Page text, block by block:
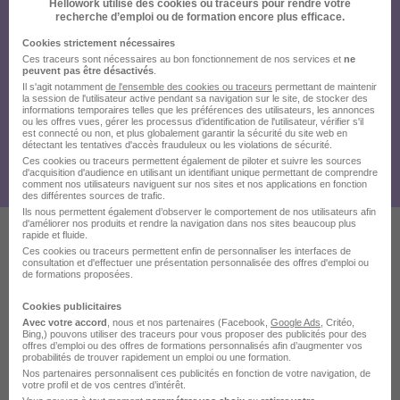
Ces offres pourraient aussi
Hellowork utilise des cookies ou traceurs pour rendre votre
recherche d’emploi ou de formation encore plus efficace.
Cookies strictement nécessaires
Ces traceurs sont nécessaires au bon fonctionnement de nos services et ne
peuvent pas être désactivés
Il s'agit notamment de l'ensemble des cookies ou traceurs permettant de maintenir
la session de l'utilisateur active pendant sa navigation sur le site, de stocker des
informations temporaires telles que les préférences des utilisateurs, les annonces
ou les offres vues, gérer les processus d'identification de l'utilisateur, vérifier s'il
est connecté ou non, et plus globalement garantir la sécurité du site web en
détectant les tentatives d'accès frauduleux ou les violations de sécurité.
Ces cookies ou traceurs permettent également de piloter et suivre les sources
d'acquisition d'audience en utilisant un identifiant unique permettant de comprendre
comment nos utilisateurs naviguent sur nos sites et nos applications en fonction
des différentes sources de trafic.
Ils nous permettent également d’observer le comportement de nos utilisateurs afin
d'améliorer nos produits et rendre la navigation dans nos sites beaucoup plus
rapide et fluide.
Ces cookies ou traceurs permettent enfin de personnaliser les interfaces de
consultation et d'effectuer une présentation personnalisée des offres d'emploi ou
de formations proposées.
Cookies publicitaires
Avec votre accord , nous et nos partenaires (Facebook, Google Ads , Critéo,
Bing,) pouvons utiliser des traceurs pour vous proposer des publicités pour des
offres d’emploi ou des offres de formations personnalisés afin d’augmenter vos
probabilités de trouver rapidement un emploi ou une formation.
Nos partenaires personnalisent ces publicités en fonction de votre navigation, de
votre profil et de vos centres d’intérêt.